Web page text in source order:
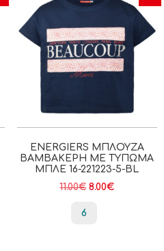
ENERGIERS ΜΠΛΟΎΖΑ
ΒΑΜΒΑΚΕΡΉ ΜΕ ΤΎΠΩΜΑ
ΜΠΛΕ 16-221223-5-BL
11.00€ 8.00€
6